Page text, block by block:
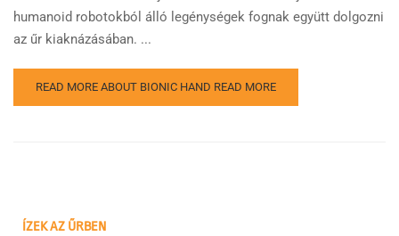
humanoid robotokból álló legénységek fognak együtt dolgozni
az űr kiaknázásában. ...
READ MORE ABOUT BIONIC HAND READ MORE
ÍZEK AZ ŰRBEN